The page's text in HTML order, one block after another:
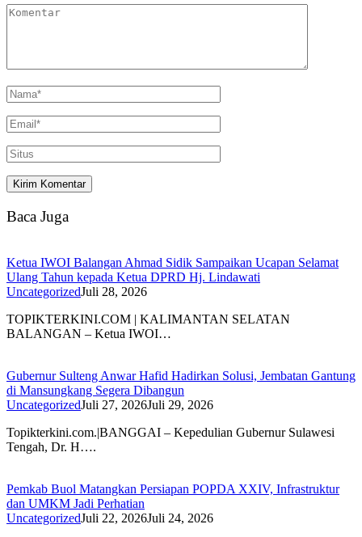
Baca Juga
Ketua IWOI Balangan Ahmad Sidik Sampaikan Ucapan Selamat
Ulang Tahun kepada Ketua DPRD Hj. Lindawati
UncategorizedJuli 28, 2026
TOPIKTERKINI.COM | KALIMANTAN SELATAN
BALANGAN – Ketua IWOI…
Gubernur Sulteng Anwar Hafid Hadirkan Solusi, Jembatan Gantung
di Mansungkang Segera Dibangun
UncategorizedJuli 27, 2026Juli 29, 2026
Topikterkini.com.|BANGGAI – Kepedulian Gubernur Sulawesi
Tengah, Dr. H….
Pemkab Buol Matangkan Persiapan POPDA XXIV, Infrastruktur
dan UMKM Jadi Perhatian
UncategorizedJuli 22, 2026Juli 24, 2026